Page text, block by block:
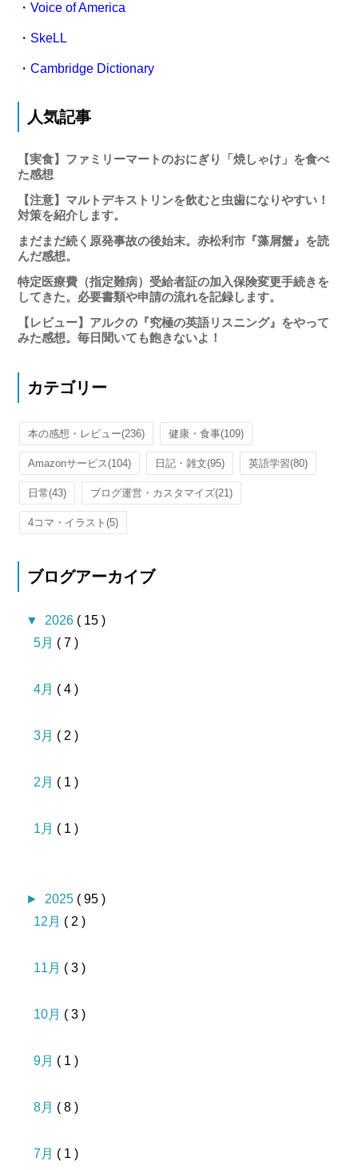
・Voice of America
・ SkeLL
・Cambridge Dictionary
人気記事
【実食】ファミリーマートのおにぎり「焼しゃけ」を食べ
た感想
【注意】マルトデキストリンを飲むと虫歯になりやすい！
対策を紹介します。
まだまだ続く原発事故の後始末。赤松利市『藻屑蟹』を読
んだ感想。
特定医療費（指定難病）受給者証の加入保険変更手続きを
してきた。必要書類や申請の流れを記録します。
【レビュー】アルクの『究極の英語リスニング』をやって
みた感想。毎日聞いても飽きないよ！
カテゴリー
本の感想・レビュー(236) 健康・食事(109)
Amazonサービス(104) 日記・雑文(95) 英語学習(80)
日常(43) ブログ運営・カスタマイズ(21)
4コマ・イラスト(5)
ブログアーカイブ
▼ 2026 ( 15 )
5月 ( 7 )
4月 ( 4 )
3月 ( 2 )
2月 ( 1 )
1月 ( 1 )
► 2025 ( 95 )
12月 ( 2 )
11月 ( 3 )
10月 ( 3 )
9月 ( 1 )
8月 ( 8 )
7月 ( 1 )